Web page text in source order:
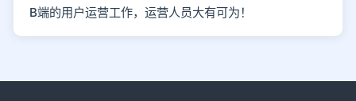
B端的用户运营工作，运营人员大有可为！